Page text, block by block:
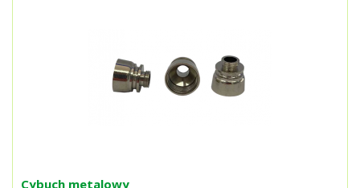
Cybuch metalowy